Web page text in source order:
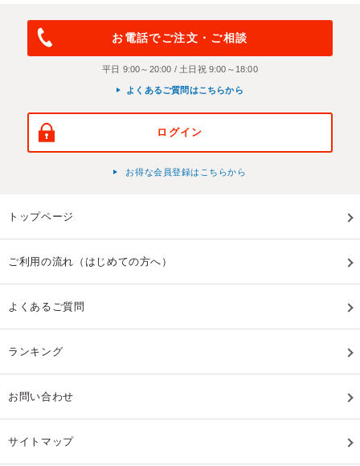
お電話でご注文・ご相談
平日 9:00～20:00 / 土日祝 9:00～18:00
よくあるご質問はこちらから
ログイン
お得な会員登録はこちらから
トップページ
ご利用の流れ（はじめての方へ）
よくあるご質問
ランキング
お問い合わせ
サイトマップ